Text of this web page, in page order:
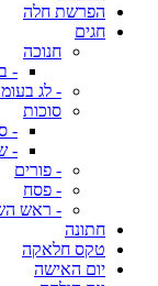
הפרשת חלה
חגים
חנוכה
-
- לג
סוכות
-
-
- פורים
- פסח
- ראש
חתונה
טקס חלאקה
יום האישה